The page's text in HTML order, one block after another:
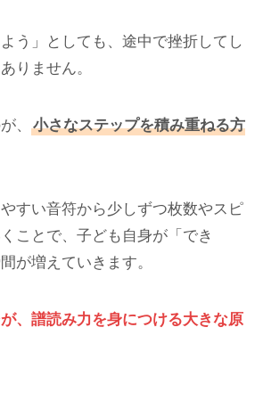
う」としても、途中で挫折してし
りません。
、
小さなステップを積み重ねる方
すい音符から少しずつ枚数やスピ
ことで、子ども自身が「でき
が増えていきます。
、譜読み力を身につける大きな原